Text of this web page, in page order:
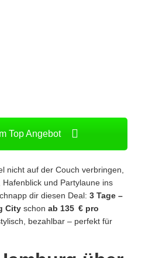
Top Angebot
nicht auf der Couch verbringen,
und Partylaune ins
dir diesen Deal: 3 Tage –
City schon ab 135 € pro
bezahlbar – perfekt für